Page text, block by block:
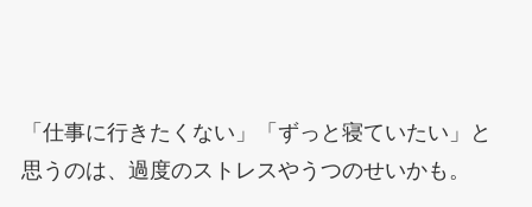
「仕事に行きたくない」「ずっと寝ていたい」と
思うのは、過度のストレスやうつのせいかも。